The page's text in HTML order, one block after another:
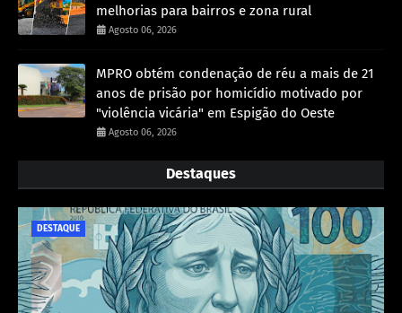
melhorias para bairros e zona rural
Agosto 06, 2026
MPRO obtém condenação de réu a mais de 21
anos de prisão por homicídio motivado por
"violência vicária" em Espigão do Oeste
Agosto 06, 2026
Destaques
DESTAQUE